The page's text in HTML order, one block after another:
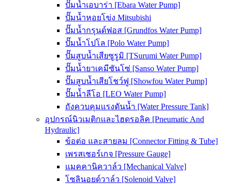
ปั๊มน้ำเอบาร่า [Ebara Water Pump]
ปั๊มน้ำหอยโข่ง Mitsubishi
ปั๊มน้ำกรุนด์ฟอส [Grundfos Water Pump]
ปั๊มน้ำโปโล [Polo Water Pump]
ปั๊มสูบน้ำเสียซูรูมิ [TSurumi Water Pump]
ปั๊มน้ำยาเคมีซันโซ่ [Sanso Water Pump]
ปั๊มสูบน้ำเสียโชว์ฟู [Showfou Water Pump]
ปั๊มน้ำลีโอ [LEO Water Pump]
ถังควบคุมแรงดันน้ำ [Water Pressure Tank]
อุปกรณ์นิวเมติกและไฮดรอลิค [Pneumatic And
Hydraulic]
ข้อต่อ และสายลม [Connector Fitting & Tube]
เพรสเชอร์เกจ [Pressure Gauge]
แมคคานิควาล์ว [Mechanical Valve]
โซลินอยด์วาล์ว [Solenoid Valve]